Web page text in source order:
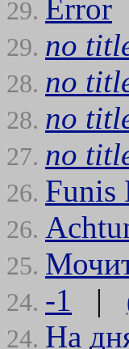
29. Error
29. no
28. no
28. no
27. no
26. Funis
26.
25.
24. -1 |
24. На